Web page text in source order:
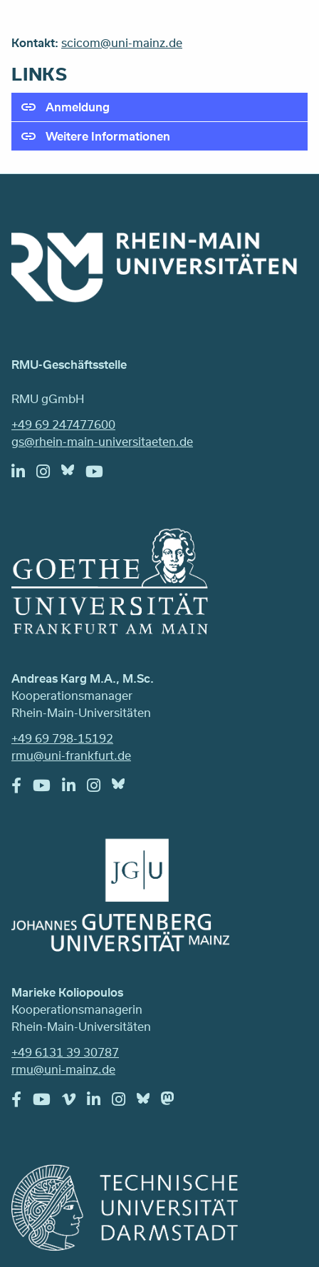
Kontakt: scicom@uni-mainz.de
LINKS
Anmeldung
Weitere Informationen
RMU-Geschäftsstelle
RMU gGmbH
+49 69 247477600
gs@rhein-main-universitaeten.de
Andreas Karg M.A., M.Sc.
Kooperationsmanager
Rhein-Main-Universitäten
+49 69 798-15192
rmu@uni-frankfurt.de
Marieke Koliopoulos
Kooperationsmanagerin
Rhein-Main-Universitäten
+49 6131 39 30787
rmu@uni-mainz.de